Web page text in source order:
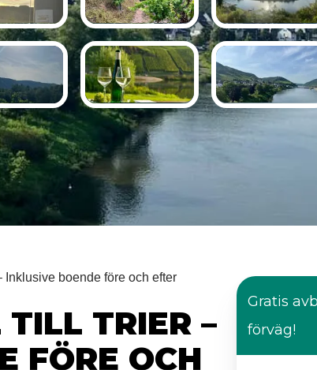
Inklusive boende före och efter
TILL TRIER –
FÖRE OCH
Gratis
förväg!